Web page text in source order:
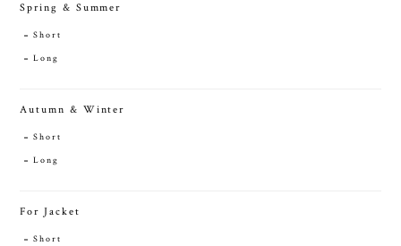
Spring & Summer
Short
Long
Autumn & Winter
Short
Long
For Jacket
Short